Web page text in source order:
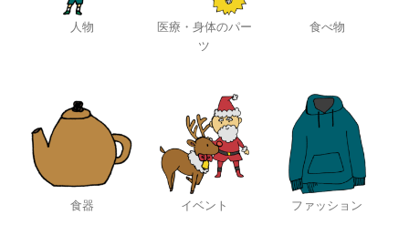
人物
医療・身体のパー
ツ
食べ物
食器 イベント ファッション